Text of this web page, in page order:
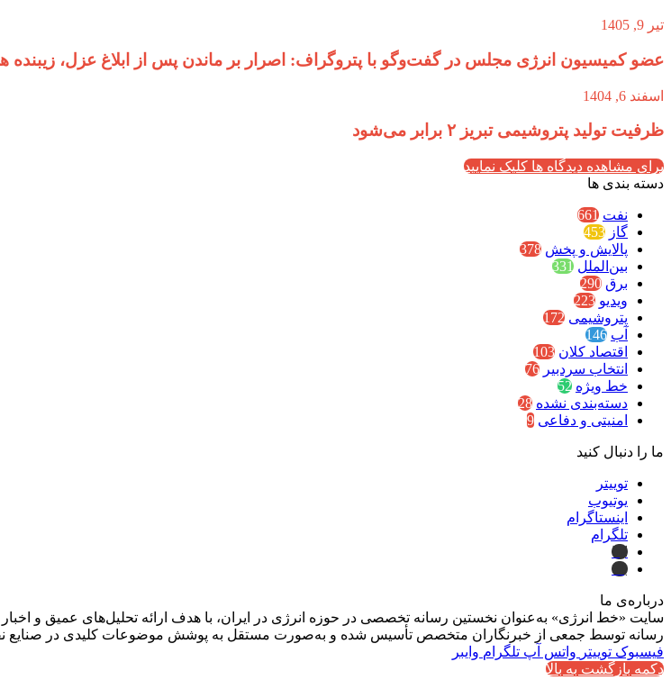
تیر 9, 1405
عضو کمیسیون انرژی مجلس در گفت‌وگو با پتروگراف: اصرار بر ماندن پس از ابلاغ عزل،
اسفند 6, 1404
ظرفیت تولید پتروشیمی تبریز ۲ برابر می‌شود
برای مشاهده دیدگاه ها کلیک نمایید
دسته بندی ها
نفت 661
گاز 453
پالایش و پخش 378
بین‌الملل 331
برق 290
ویدیو 223
پتروشیمی 172
آب 146
اقتصاد کلان 103
انتخاب سردبیر 76
خط ویژه 52
دسته‌بندی نشده 28
امنیتی و دفاعی 9
ما را دنبال کنید
توییتر
یوتیوب
اینستاگرام
تلگرام
ایتا
بله
درباره‌ی ما
سایت «خط انرژی» به‌عنوان نخستین رسانه تخصصی در حوزه انرژی در ایران، با هدف ارائه تحلیل‌های عمیق و
رسانه توسط جمعی از خبرنگاران متخصص تأسیس شده و به‌صورت مستقل به پوشش موضوعات کلیدی در صنایع
فیسبوک توییتر واتس آپ تلگرام وایبر
دکمه بازگشت به بالا